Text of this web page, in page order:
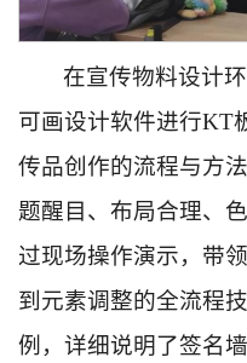
在宣传物料设计
可画设计软件进行KT
传品创作的流程与方
题醒目、布局合理、
过现场操作演示，带
到元素调整的全流程
例，详细说明了签名